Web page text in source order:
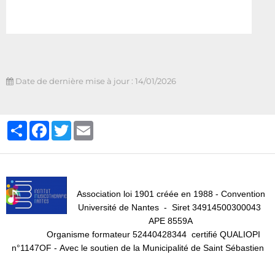
Date de dernière mise à jour : 14/01/2026
PartagerFacebook
Twitter
Association loi 1901 créée en 1988 - Convention
Université de Nantes - Siret 34914500300043
APE 8559A
Organisme formateur 52440428344 certifié QUALIOPI
n°1147OF - Avec le soutien de la Municipalité de Saint Sébastien